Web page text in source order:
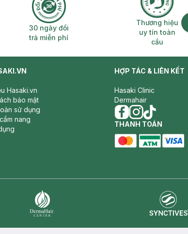
30 ngày đổi trả miễn phí
30 ngày đổi
trả miễn phí
Thương
Thương hiệu
uy tín toàn
cầu
Hasaki.vn
bảo mật
sử dụng
nang
HỢP TÁC & LIÊN KẾT
Hasaki Clinic
Dermahair
facebook
instagram
tiktok
THANH TOÁN